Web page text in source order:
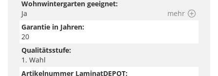
Wohnwintergarten geeignet:
Ja
mehr
Garantie in Jahren:
20
Qualitätsstufe:
1. Wahl
Artikelnummer LaminatDEPOT: